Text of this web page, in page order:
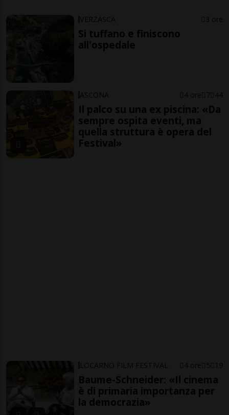
VERZASCA 3 ore
Si tuffano e finiscono
all'ospedale
ASCONA 4 ore 7 44
Il palco su una ex piscina: «Da
sempre ospita eventi, ma
quella struttura è opera del
Festival»
LOCARNO FILM FESTIVAL 4 ore 5 19
Baume-Schneider: «Il cinema
è di primaria importanza per
la democrazia»